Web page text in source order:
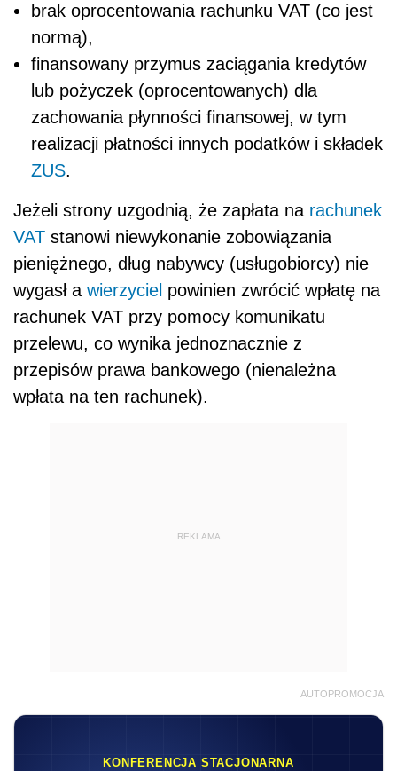
brak oprocentowania rachunku VAT (co jest
normą),
finansowany przymus zaciągania kredytów
lub pożyczek (oprocentowanych) dla
zachowania płynności finansowej, w tym
realizacji płatności innych podatków i składek
ZUS.
Jeżeli strony uzgodnią, że zapłata na rachunek
VAT stanowi niewykonanie zobowiązania
pieniężnego, dług nabywcy (usługobiorcy) nie
wygasł a wierzyciel powinien zwrócić wpłatę na
rachunek VAT przy pomocy komunikatu
przelewu, co wynika jednoznacznie z
przepisów prawa bankowego (nienależna
wpłata na ten rachunek).
REKLAMA
AUTOPROMOCJA
KONFERENCJA STACJONARNA